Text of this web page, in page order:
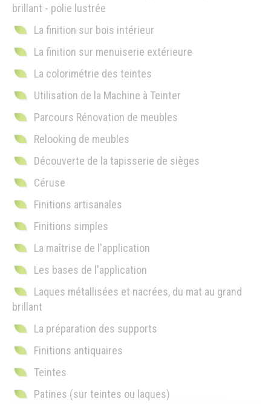
brillant - polie lustrée
La finition sur bois intérieur
La finition sur menuiserie extérieure
La colorimétrie des teintes
Utilisation de la Machine à Teinter
Parcours Rénovation de meubles
Relooking de meubles
Découverte de la tapisserie de sièges
Céruse
Finitions artisanales
Finitions simples
La maîtrise de l'application
Les bases de l'application
Laques métallisées et nacrées, du mat au grand
brillant
La préparation des supports
Finitions antiquaires
Teintes
Patines (sur teintes ou laques)